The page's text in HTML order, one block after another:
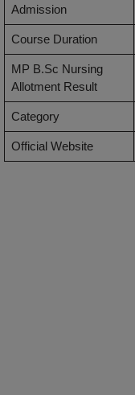
Admission
Course Duration
MP B.Sc Nursing
Allotment Result
Category
Official Website